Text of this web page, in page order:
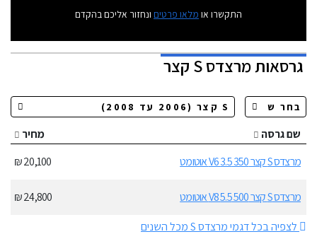
התקשרו או מלאו פרטים ונחזור אליכם בהקדם
גרסאותמרצדס S קצר
שם גרסה
מחיר
מרצדס S קצר 350 3.5 V6 אוטומט
20,100 ₪
מרצדס S קצר 500 5.5 V8 אוטומט
24,800 ₪
לצפיה בכל דגמי מרצדס S מכל השנים